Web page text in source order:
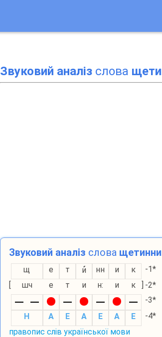
Звуковий аналізслова
Звуковий аналіз слова
щ е т и нн и к
-1*
[
шч е т и н: и к ] -2*
-3*
H
A E A E A E
-4*
правопис слів української мови